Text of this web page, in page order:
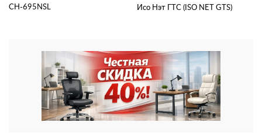
CH-695NSL Исо Нэт ГТС (ISO NET GTS)